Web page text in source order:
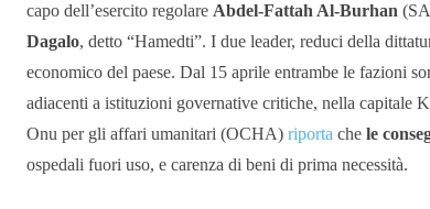
capo dell’esercito regolare Abdel-Fattah Al-Burhan
Dagalo, detto “Hamedti”. I due leader, reduci della
economico del paese. Dal 15 aprile entrambe le fazioni
adiacenti a istituzioni governative critiche, nella capitale
Onu per gli affari umanitari (OCHA) riporta che le
ospedali fuori uso, e carenza di beni di prima necessità.